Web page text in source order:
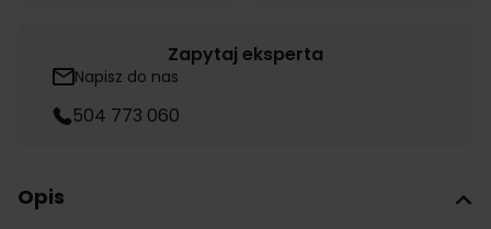
Zapytaj eksperta
Napisz do nas
504 773 060
Opis